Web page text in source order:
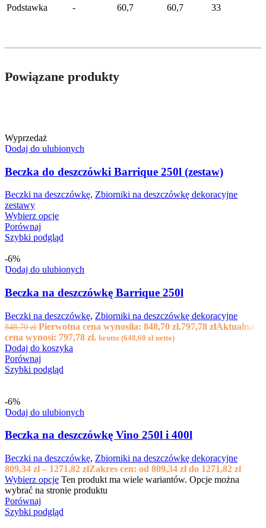
Podstawka
- 60,7 60,7 33
Powiązane produkty
Wyprzedaż
Dodaj do ulubionych
Beczka do deszczówki Barrique 250l (zestaw)
Beczki na deszczówkę, Zbiorniki na deszczówkę dekoracyjne
zestawy
Wybierz opcje
Porównaj
Szybki podgląd
-6%
Dodaj do ulubionych
Beczka na deszczówkę Barrique 250l
Beczki na deszczówkę, Zbiorniki na deszczówkę dekoracyjne
848,70zł Pierwotna cena wynosiła: 848,70 zł.797,78 złAktualna
cena wynosi: 797,78 zł. brutto (648,60 zł netto)
Dodaj do koszyka
Porównaj
Szybki podgląd
-6%
Dodaj do ulubionych
Beczka na deszczówkę Vino 250l i 400l
Beczki na deszczówkę, Zbiorniki na deszczówkę dekoracyjne
809,34 zł – 1271,82 złZakres cen: od 809,34 zł do 1271,82 zł
Wybierz opcje Ten produkt ma wiele wariantów. Opcje można
wybrać na stronie produktu
Porównaj
Szybki podgląd